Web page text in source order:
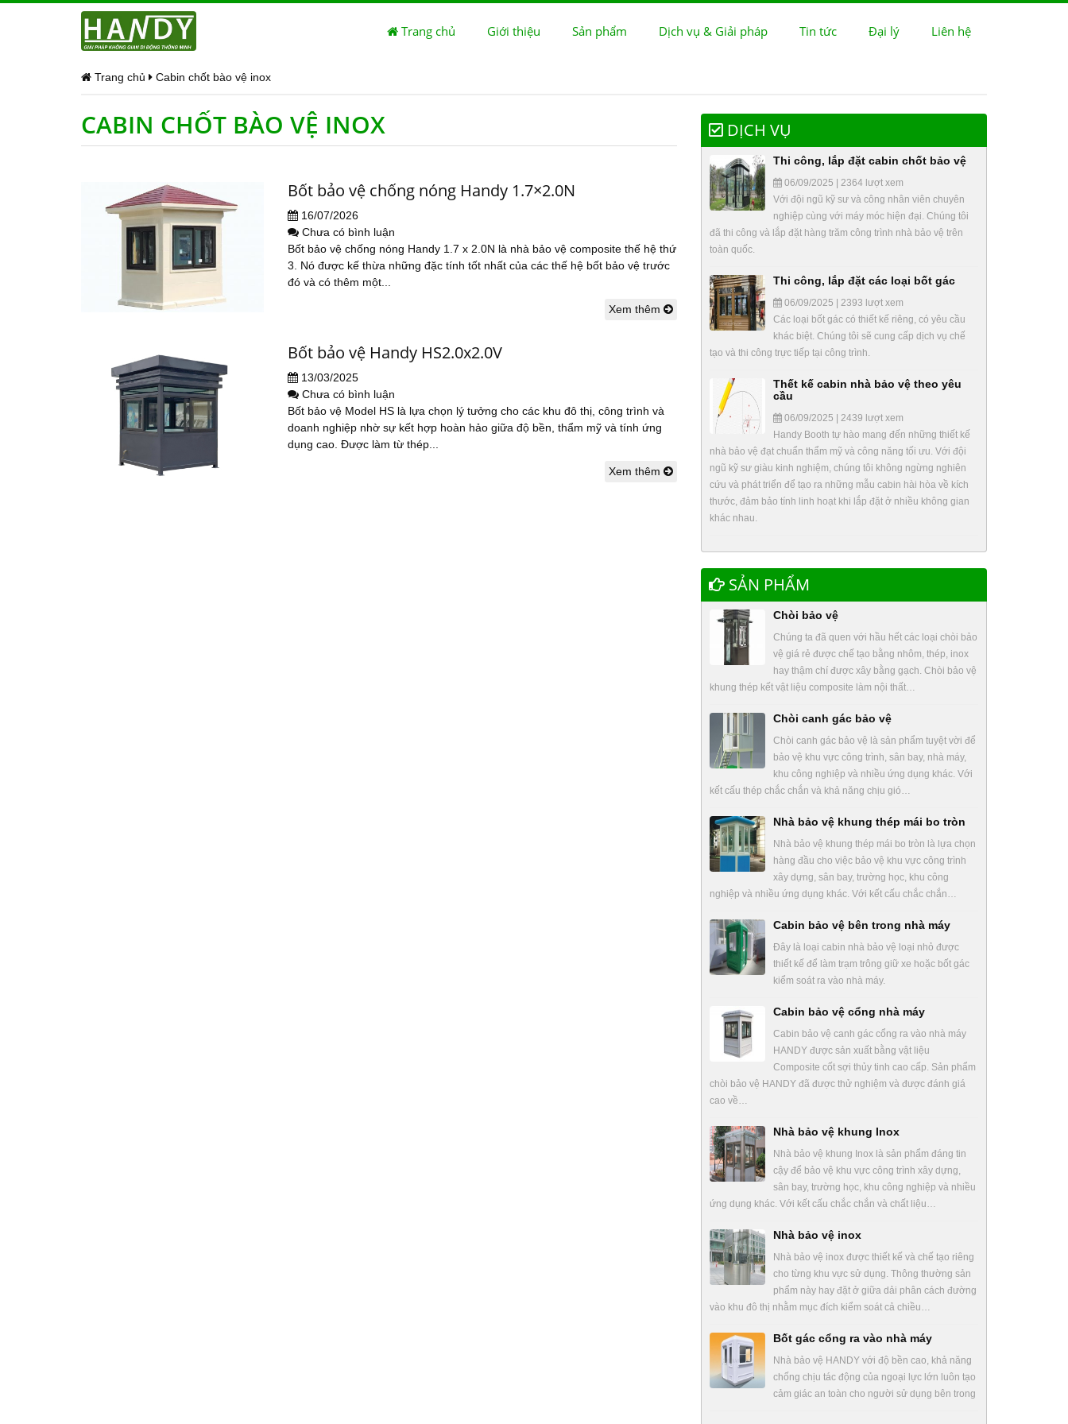
Trang chủ Giới thiệu Sản phẩm Dịch vụ & Giải pháp Tin tức Đại lý Liên hệ
Trang chủ Cabin chốt bào vệ inox
CABIN CHỐT BÀO VỆ INOX
Bốt bảo vệ chống nóng Handy 1.7×2.0N
16/07/2026
Chưa có bình luận
Bốt bảo vệ chống nóng Handy 1.7 x 2.0N là nhà bảo vệ composite thế hệ thứ
3. Nó được kế thừa những đặc tính tốt nhất của các thế hệ bốt bảo vệ trước
đó và có thêm một...
Xem thêm
Bốt bảo vệ Handy HS2.0x2.0V
13/03/2025
Chưa có bình luận
Bốt bảo vệ Model HS là lựa chọn lý tưởng cho các khu đô thị, công trình và
doanh nghiệp nhờ sự kết hợp hoàn hảo giữa độ bền, thẩm mỹ và tính ứng
dụng cao. Được làm từ thép...
Xem thêm
DỊCH VỤ
Thi công, lắp đặt cabin chốt bảo vệ
06/09/2025 | 2364 lượt xem
Với đội ngũ kỹ sư và công nhân viên chuyên
nghiệp cùng với máy móc hiện đại. Chúng tôi
đã thi công và lắp đặt hàng trăm công trình nhà bảo vệ trên
toàn quốc.
Thi công, lắp đặt các loại bốt gác
06/09/2025 | 2393 lượt xem
Các loại bốt gác có thiết kế riêng, có yêu cầu
khác biệt. Chúng tôi sẽ cung cấp dịch vụ chế
tạo và thi công trực tiếp tại công trình.
Thết kế cabin nhà bảo vệ theo yêu
cầu
06/09/2025 | 2439 lượt xem
Handy Booth tự hào mang đến những thiết kế
nhà bảo vệ đạt chuẩn thẩm mỹ và công năng tối ưu. Với đội
ngũ kỹ sư giàu kinh nghiệm, chúng tôi không ngừng nghiên
cứu và phát triển để tạo ra những mẫu cabin hài hòa về kích
thước, đảm bảo tính linh hoạt khi lắp đặt ở nhiều không gian
khác nhau.
SẢN PHẨM
Chòi bảo vệ
Chúng ta đã quen với hầu hết các loại chòi bảo
vệ giá rẻ được chế tạo bằng nhôm, thép, inox
hay thậm chí được xây bằng gạch. Chòi bảo vệ
khung thép kết vật liệu composite làm nội thất…
Chòi canh gác bảo vệ
Chòi canh gác bảo vệ là sản phẩm tuyệt vời để
bảo vệ khu vực công trình, sân bay, nhà máy,
khu công nghiệp và nhiều ứng dụng khác. Với
kết cấu thép chắc chắn và khả năng chịu gió…
Nhà bảo vệ khung thép mái bo tròn
Nhà bảo vệ khung thép mái bo tròn là lựa chọn
hàng đầu cho việc bảo vệ khu vực công trình
xây dựng, sân bay, trường học, khu công
nghiệp và nhiều ứng dụng khác. Với kết cấu chắc chắn…
Cabin bảo vệ bên trong nhà máy
Đây là loại cabin nhà bảo vệ loại nhỏ được
thiết kế để làm trạm trông giữ xe hoặc bốt gác
kiểm soát ra vào nhà máy.
Cabin bảo vệ cổng nhà máy
Cabin bảo vệ canh gác cổng ra vào nhà máy
HANDY được sản xuất bằng vật liệu
Composite cốt sợi thủy tinh cao cấp. Sản phẩm
chòi bảo vệ HANDY đã được thử nghiệm và được đánh giá
cao về…
Nhà bảo vệ khung Inox
Nhà bảo vệ khung Inox là sản phẩm đáng tin
cậy để bảo vệ khu vực công trình xây dựng,
sân bay, trường học, khu công nghiệp và nhiều
ứng dụng khác. Với kết cấu chắc chắn và chất liệu…
Nhà bảo vệ inox
Nhà bảo vệ inox được thiết kế và chế tạo riêng
cho từng khu vực sử dụng. Thông thường sản
phẩm này hay đặt ở giữa dải phân cách đường
vào khu đô thị nhằm mục đích kiểm soát cả chiều…
Bốt gác cổng ra vào nhà máy
Nhà bảo vệ HANDY với độ bền cao, khả năng
chống chịu tác động của ngoại lực lớn luôn tạo
cảm giác an toàn cho người sử dụng bên trong